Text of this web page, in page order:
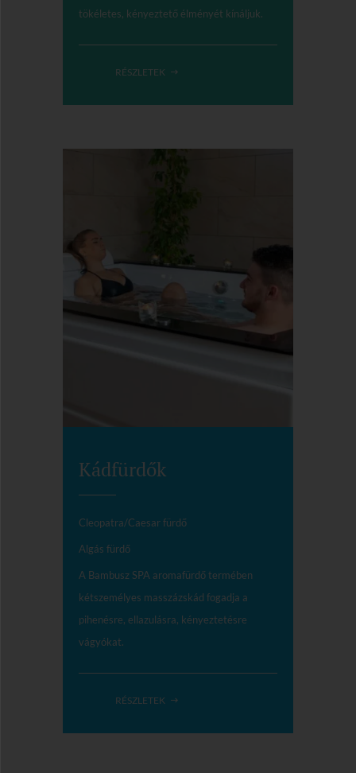
tökéletes, kényeztető élményét kínáljuk.
RÉSZLETEK
Kádfürdők
Cleopatra/Caesar fürdő
Algás fürdő
A Bambusz SPA aromafürdő termében
kétszemélyes masszázskád fogadja a
pihenésre, ellazulásra, kényeztetésre
vágyókat.
RÉSZLETEK